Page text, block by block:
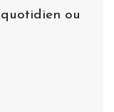
ou